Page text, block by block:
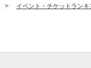
イベント・チケットランキ